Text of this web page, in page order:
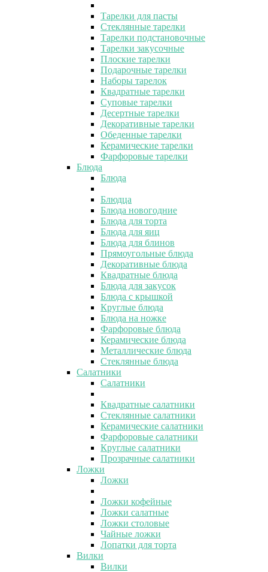
Тарелки для пасты
Стеклянные тарелки
Тарелки подстановочные
Тарелки закусочные
Плоские тарелки
Подарочные тарелки
Наборы тарелок
Квадратные тарелки
Суповые тарелки
Десертные тарелки
Декоративные тарелки
Обеденные тарелки
Керамические тарелки
Фарфоровые тарелки
Блюда
Блюда
Блюдца
Блюда новогодние
Блюда для торта
Блюда для яиц
Блюда для блинов
Прямоугольные блюда
Декоративные блюда
Квадратные блюда
Блюда для закусок
Блюда с крышкой
Круглые блюда
Блюда на ножке
Фарфоровые блюда
Керамические блюда
Металлические блюда
Стеклянные блюда
Салатники
Салатники
Квадратные салатники
Стеклянные салатники
Керамические салатники
Фарфоровые салатники
Круглые салатники
Прозрачные салатники
Ложки
Ложки
Ложки кофейные
Ложки салатные
Ложки столовые
Чайные ложки
Лопатки для торта
Вилки
Вилки